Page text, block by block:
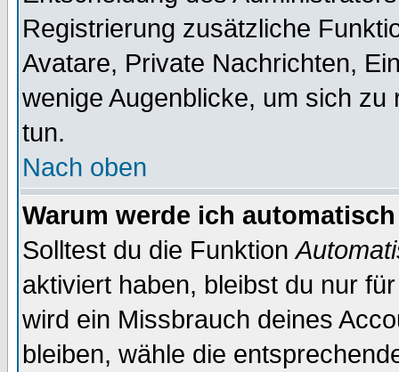
Registrierung zusätzliche
Avatare, Private Nachrichten,
wenige Augenblicke, um sich
tun.
Nach oben
Warum werde ich
Solltest du die Funktion
aktiviert haben, bleibst du nur
wird ein Missbrauch deines
bleiben, wähle die